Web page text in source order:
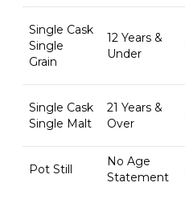
Single Cask
Single
Grain
12 Years &
Under
Single Cask
Single Malt
21 Years &
Over
Pot Still
No Age
Statement